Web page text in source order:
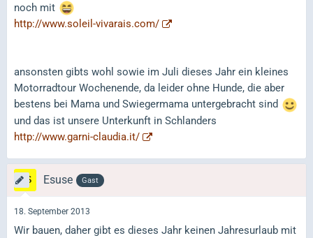
noch mit
http://www.soleil-vivarais.com/
ansonsten gibts wohl sowie im Juli dieses Jahr ein kleines
Motorradtour Wochenende, da leider ohne Hunde, die aber
bestens bei Mama und Swiegermama untergebracht sind
und das ist unsere Unterkunft in Schlanders
http://www.garni-claudia.it/
Esuse Gast
18. September 2013
Wir bauen, daher gibt es dieses Jahr keinen Jahresurlaub mit